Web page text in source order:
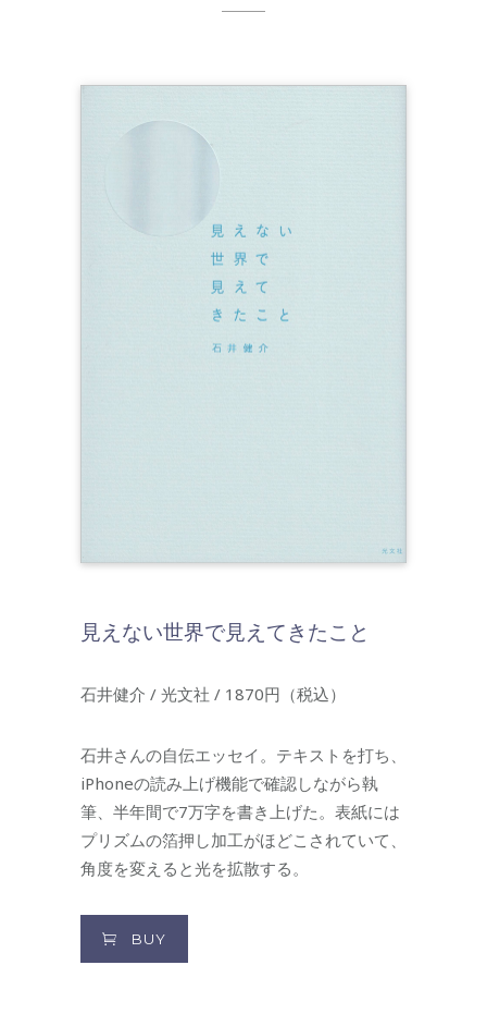
見えない世界で見えてきたこと
石井健介 / 光文社 / 1870円（税込）
石井さんの自伝エッセイ。テキストを打ち、
iPhoneの読み上げ機能で確認しながら執
筆、半年間で7万字を書き上げた。表紙には
プリズムの箔押し加工がほどこされていて、
角度を変えると光を拡散する。
BUY